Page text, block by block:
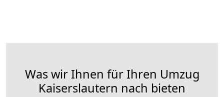
Was wir Ihnen für Ihren Umzug
Kaiserslautern nach bieten